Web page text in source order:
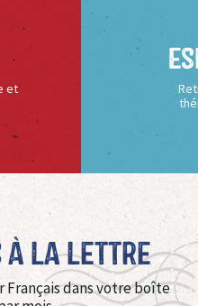
et
à La Lettre
Français dans votre boîte